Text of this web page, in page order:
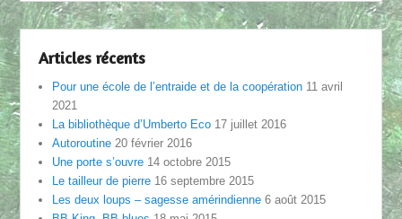
Articles récents
Pour une école de l’entraide et de la coopération 11 avril
2021
La bibliothèque d’Umberto Eco 17 juillet 2016
Autoroutine 20 février 2016
Une porte s’ouvre 14 octobre 2015
Le tailleur de pierre 16 septembre 2015
Les deux loups – sagesse amérindienne 6 août 2015